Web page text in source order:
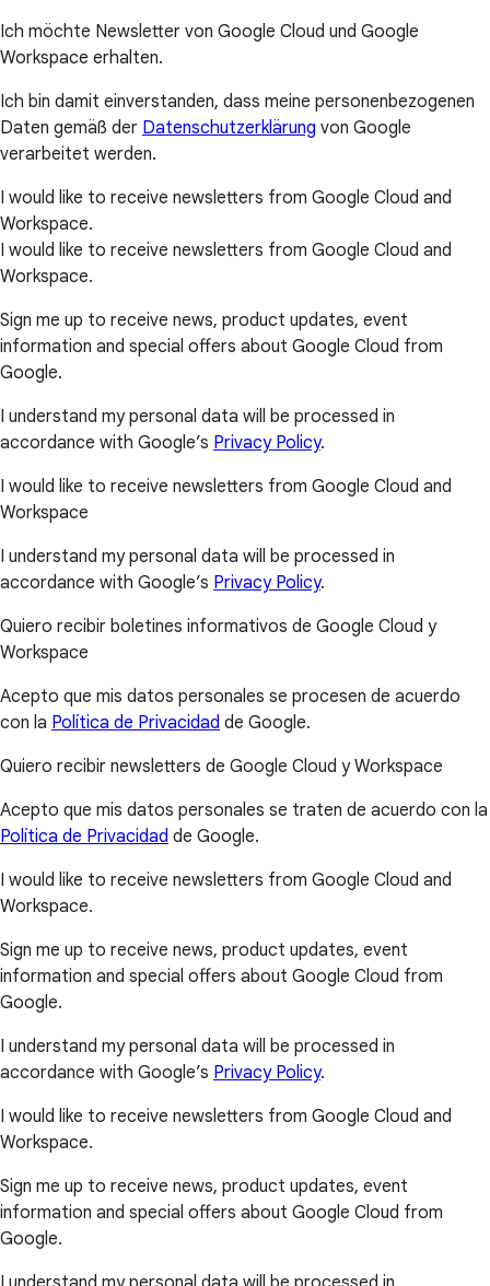
Ich möchte Newsletter von Google Cloud und Google
Workspace erhalten.
Ich bin damit einverstanden, dass meine personenbezogenen
Daten gemäß der Datenschutzerklärung von Google
verarbeitet werden.
I would like to receive newsletters from Google Cloud and
Workspace.
I would like to receive newsletters from Google Cloud and
Workspace.
Sign me up to receive news, product updates, event
information and special offers about Google Cloud from
Google.
I understand my personal data will be processed in
accordance with Google’s Privacy Policy.
I would like to receive newsletters from Google Cloud and
Workspace
I understand my personal data will be processed in
accordance with Google’s Privacy Policy.
Quiero recibir boletines informativos de Google Cloud y
Workspace
Acepto que mis datos personales se procesen de acuerdo
con la Política de Privacidad de Google.
Quiero recibir newsletters de Google Cloud y Workspace
Acepto que mis datos personales se traten de acuerdo con la
Política de Privacidad de Google.
I would like to receive newsletters from Google Cloud and
Workspace.
Sign me up to receive news, product updates, event
information and special offers about Google Cloud from
Google.
I understand my personal data will be processed in
accordance with Google’s Privacy Policy.
I would like to receive newsletters from Google Cloud and
Workspace.
Sign me up to receive news, product updates, event
information and special offers about Google Cloud from
Google.